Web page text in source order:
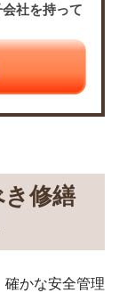
社を持って
修繕
確かな安全管理